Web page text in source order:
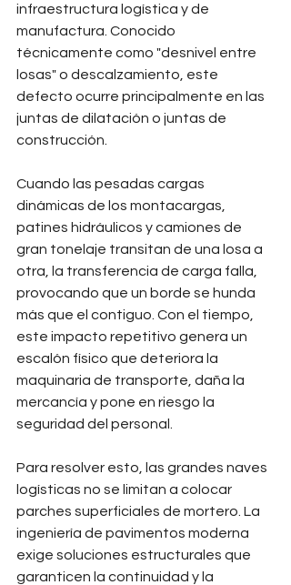
infraestructura logística y de
manufactura. Conocido
técnicamente como "desnivel entre
losas" o descalzamiento, este
defecto ocurre principalmente en las
juntas de dilatación o juntas de
construcción.
Cuando las pesadas cargas
dinámicas de los montacargas,
patines hidráulicos y camiones de
gran tonelaje transitan de una losa a
otra, la transferencia de carga falla,
provocando que un borde se hunda
más que el contiguo. Con el tiempo,
este impacto repetitivo genera un
escalón físico que deteriora la
maquinaria de transporte, daña la
mercancía y pone en riesgo la
seguridad del personal.
Para resolver esto, las grandes naves
logísticas no se limitan a colocar
parches superficiales de mortero. La
ingeniería de pavimentos moderna
exige soluciones estructurales que
garanticen la continuidad y la